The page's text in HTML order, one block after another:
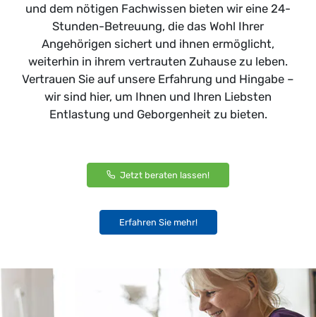
und dem nötigen Fachwissen bieten wir eine 24-
Stunden-Betreuung, die das Wohl Ihrer
Angehörigen sichert und ihnen ermöglicht,
weiterhin in ihrem vertrauten Zuhause zu leben.
Vertrauen Sie auf unsere Erfahrung und Hingabe –
wir sind hier, um Ihnen und Ihren Liebsten
Entlastung und Geborgenheit zu bieten.
Jetzt beraten lassen!
Erfahren Sie mehr!